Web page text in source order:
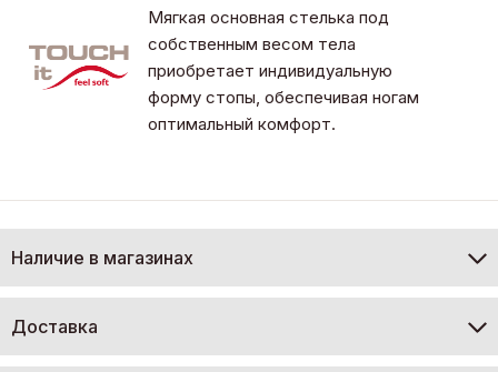
Мягкая основная стелька под
собственным весом тела
приобретает индивидуальную
форму стопы, обеспечивая ногам
оптимальный комфорт.
Наличие в магазинах
Доставка